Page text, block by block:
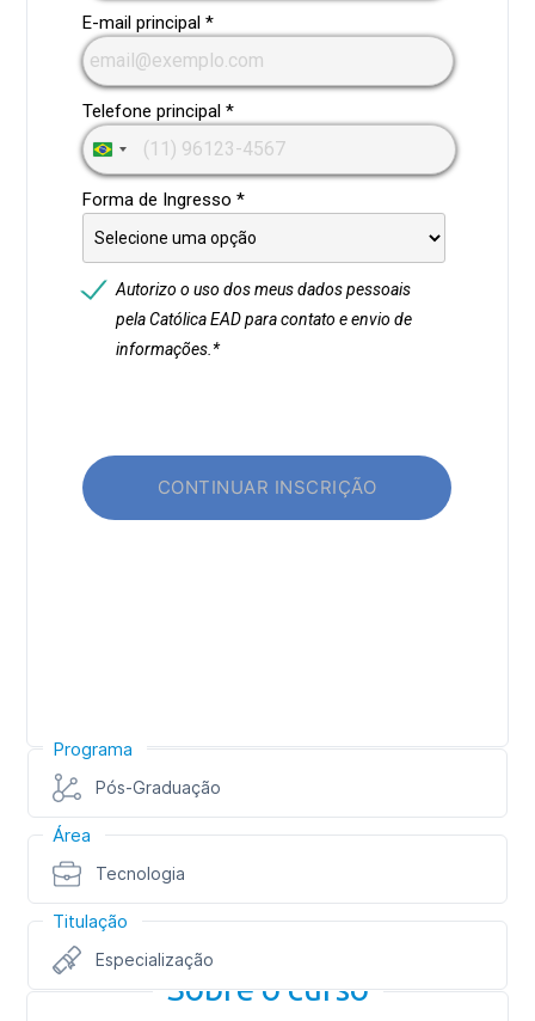
Programa
Pós-Graduação
Área
Tecnologia
Titulação
Especialização
Sobre o curso